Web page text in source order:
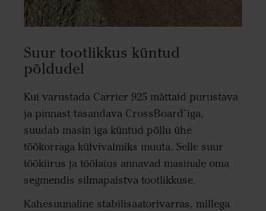
Suur tootlikkus küntud
põldudel
Kui varustada Carrier 925 mättaid purustava
ja pinnast tasandava CrossBoard`iga,
suudab masin iga küntud põllu ühe
töökorraga külvivalmiks muuta. Selle suur
töökiirus ja töölaius annavad masinale oma
segmendis silmapaistva tootlikkuse.
Kahesuunaline stabilisaatorivarras, millega